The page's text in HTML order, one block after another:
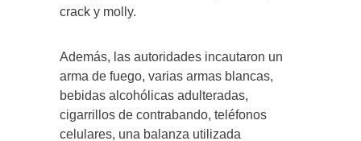
crack y molly.
Además, las autoridades incautaron un
arma de fuego, varias armas blancas,
bebidas alcohólicas adulteradas,
cigarrillos de contrabando, teléfonos
celulares, una balanza utilizada